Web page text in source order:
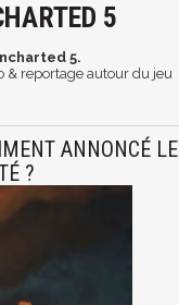
5
5.
& reportage autour du jeu
ANNONCÉ LE
?